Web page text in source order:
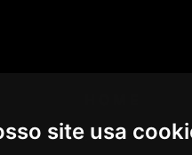
site usa
AGÊNCIA